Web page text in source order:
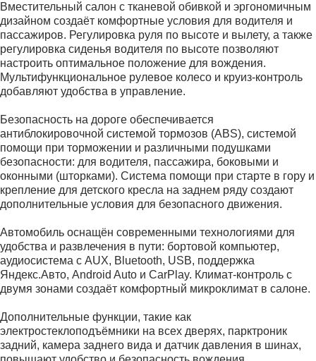
Вместительный салон с тканевой обивкой и эргономичным
дизайном создаёт комфортные условия для водителя и
пассажиров. Регулировка руля по высоте и вылету, а также
регулировка сиденья водителя по высоте позволяют
настроить оптимальное положение для вождения.
Мультифункциональное рулевое колесо и круиз-контроль
добавляют удобства в управление.
Безопасность на дороге обеспечивается
антиблокировочной системой тормозов (ABS), системой
помощи при торможении и различными подушками
безопасности: для водителя, пассажира, боковыми и
оконными (шторками). Система помощи при старте в гору и
крепление для детского кресла на заднем ряду создают
дополнительные условия для безопасного движения.
Автомобиль оснащён современными технологиями для
удобства и развлечения в пути: бортовой компьютер,
аудиосистема с AUX, Bluetooth, USB, поддержка
Яндекс.Авто, Android Auto и CarPlay. Климат-контроль с
двумя зонами создаёт комфортный микроклимат в салоне.
Дополнительные функции, такие как
электростеклоподъёмники на всех дверях, парктроник
задний, камера заднего вида и датчик давления в шинах,